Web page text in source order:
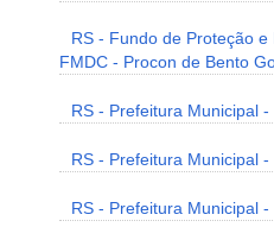
RS - Fundo de Proteção
FMDC - Procon de Bento
RS - Prefeitura Municipal
RS - Prefeitura Municipal
RS - Prefeitura Municipal